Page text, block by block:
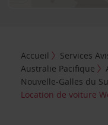
Accueil Services
Australie Pacifique
Nouvelle-Galles du
Location de voiture